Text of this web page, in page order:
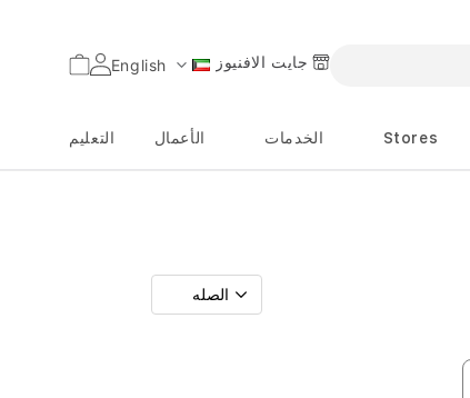
اللغة English جايت الافنيوز السلة
Stores الخدمات الأعمال التعليم